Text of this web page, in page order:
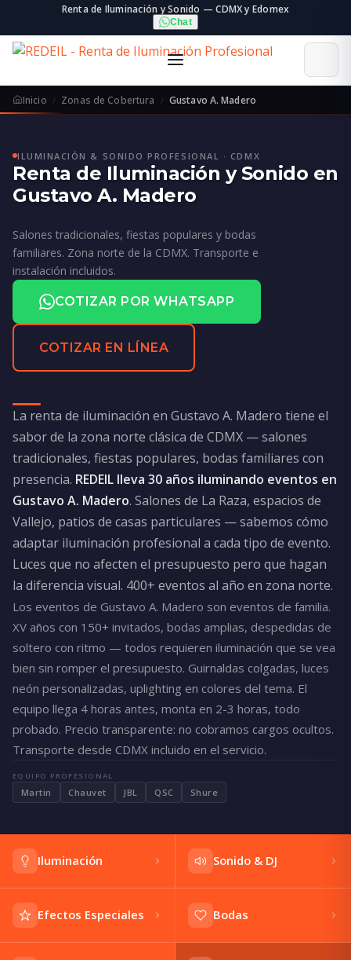
Renta de Iluminación y Sonido — CDMX y Edomex
Chat
Inicio Zonas de Cobertura Gustavo A. Madero
ILUMINACIÓN & SONIDO PROFESIONAL · CDMX
Renta de Iluminación y Sonido en
Gustavo A. Madero
Salones tradicionales, fiestas populares y bodas
familiares. Zona norte de la CDMX. Transporte e
instalación incluidos.
COTIZAR POR WHATSAPP
COTIZAR EN LÍNEA
La renta de iluminación en Gustavo A. Madero tiene el
sabor de la zona norte clásica de CDMX — salones
tradicionales, fiestas populares, bodas familiares con
presencia. REDEIL lleva 30 años iluminando eventos en
Gustavo A. Madero. Salones de La Raza, espacios de
Vallejo, patios de casas particulares — sabemos cómo
adaptar iluminación profesional a cada tipo de evento.
Luces que no afecten el presupuesto pero que hagan
la diferencia visual. 400+ eventos al año en zona norte.
Los eventos de Gustavo A. Madero son eventos de familia.
XV años con 150+ invitados, bodas amplias, despedidas de
soltero con ritmo — todos requieren iluminación que se vea
bien sin romper el presupuesto. Guirnaldas colgadas, luces
neón personalizadas, uplighting en colores del tema. El
equipo llega 4 horas antes, monta en 2-3 horas, todo
probado. Precio transparente: no cobramos cargos ocultos.
Transporte desde CDMX incluido en el servicio.
EQUIPO PROFESIONAL
Martin Chauvet JBL QSC Shure
Iluminación Sonido & DJ
Efectos Especiales Bodas